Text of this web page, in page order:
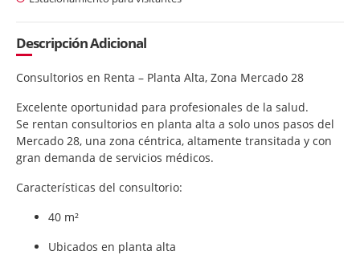
Descripción Adicional
Consultorios en Renta – Planta Alta, Zona Mercado 28
Excelente oportunidad para profesionales de la salud.
Se rentan consultorios en planta alta a solo unos pasos del
Mercado 28, una zona céntrica, altamente transitada y con
gran demanda de servicios médicos.
Características del consultorio:
40 m²
Ubicados en planta alta